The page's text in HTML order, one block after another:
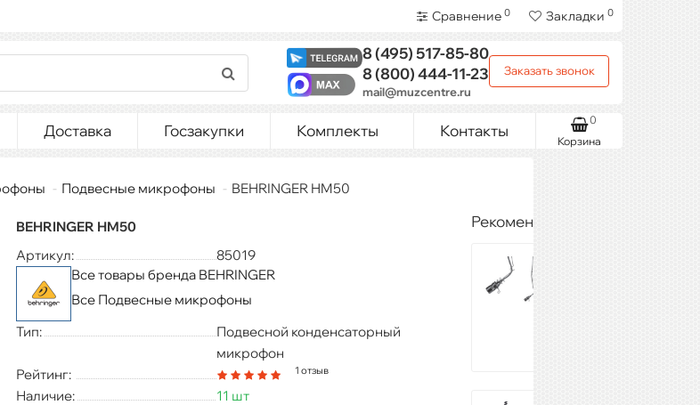
Сравнение 0 Закладки 0
8 (495)517-85-80
8 (800)444-11-23
mail@muzcentre.ru
Заказать звонок
Доставка Госзакупки Комплекты Контакты
Корзина
0
Подвесные микрофоны BEHRINGER HM50
BEHRINGER HM50
Артикул:
85019
Все товары бренда BEHRINGER
Все Подвесные микрофоны
Тип:
Подвесной конденсаторный
микрофон
Рейтинг:
1 отзыв
Наличие: 11 шт
Рекомендуемые товары